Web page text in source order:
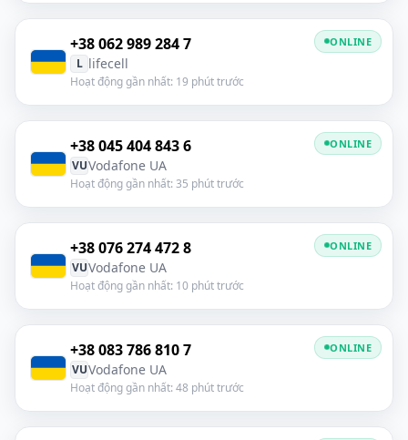
+38 062 989 284 7
L lifecell
Hoạt động gần nhất: 19 phút trước
ONLINE
+38 045 404 843 6
VUVodafone UA
Hoạt động gần nhất: 35 phút trước
ONLINE
+38 076 274 472 8
VUVodafone UA
Hoạt động gần nhất: 10 phút trước
ONLINE
+38 083 786 810 7
VUVodafone UA
Hoạt động gần nhất: 48 phút trước
ONLINE